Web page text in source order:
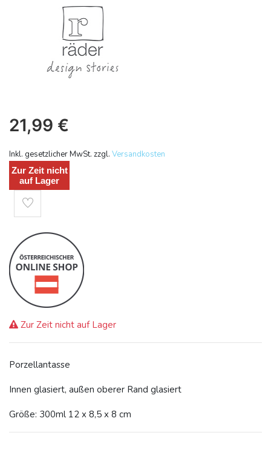
21,99 €
Inkl. gesetzlicher MwSt. zzgl. Versandkosten
Zur Zeit nicht
auf Lager
Zur Zeit nicht auf Lager
Porzellantasse
Innen glasiert, außen oberer Rand glasiert
Größe: 300ml 12 x 8,5 x 8 cm